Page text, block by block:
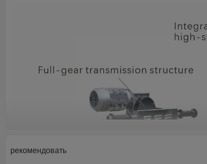
рекомендовать